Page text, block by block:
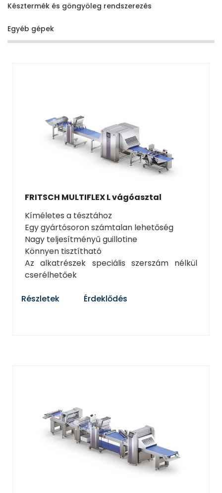
Szerviz
Kapcsolat
Késztermék és göngyöleg rendszerezés
Egyéb gépek
FRITSCH MULTIFLEX L vágóasztal
Kíméletes a tésztához
Egy gyártósoron számtalan lehetőség
Nagy teljesítményű guillotine
Könnyen tisztítható
Az alkatrészek speciális szerszám nélkül
cserélhetőek
Részletek Érdeklődés